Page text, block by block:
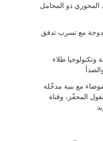
المحوري ذو المحامل
مع تسرب تدفق
طلاء
مع بنية مدخّلة
المحفّز، وقناة